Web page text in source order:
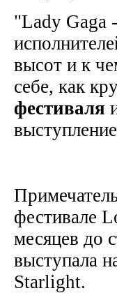
"Lady Gaga
высот и к
себе, как
фестиваля
фестивале
месяцев до
выступала
Starlight.